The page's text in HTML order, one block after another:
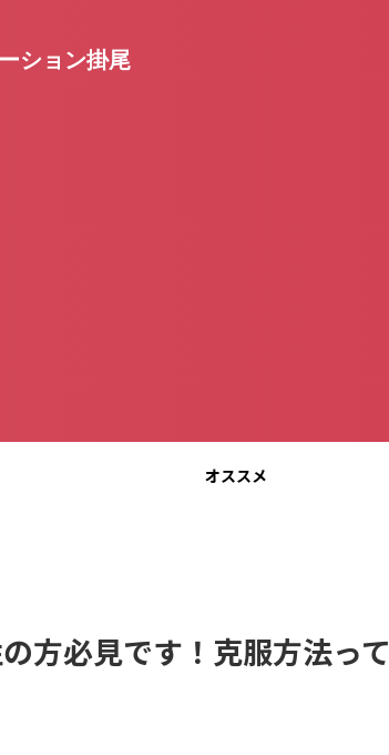
ション掛尾
オススメ
方必見です！克服方法って